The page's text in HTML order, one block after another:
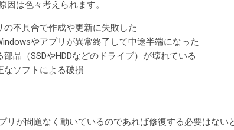
因は色々考えられます。
の不具合で作成や更新に失敗した
やアプリが異常終了して中途半端になった
品（SSDやHDDなどのドライブ）が壊れている
なソフトによる破損
リが問題なく動いているのであれば修復する必要はない